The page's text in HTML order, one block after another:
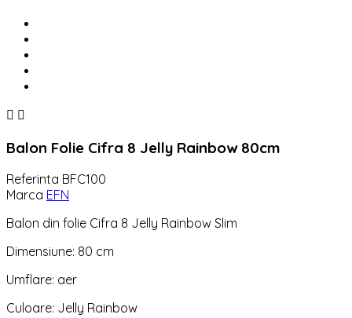
 
Balon Folie Cifra 8 Jelly Rainbow 80cm
Referinta BFC100
Marca EFN
Balon din folie Cifra 8 Jelly Rainbow Slim
Dimensiune: 80 cm
Umflare: aer
Culoare: Jelly Rainbow